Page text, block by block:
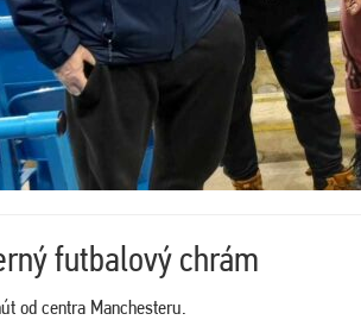
futbalový chrám
od centra Manchesteru.